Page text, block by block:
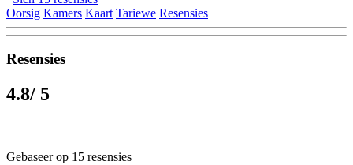
Oorsig Kamers Kaart Tariewe Resensies
Resensies
4.8/ 5
Gebaseer op 15 resensies